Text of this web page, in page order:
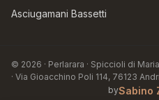
Asciugamani Bassetti
© 2026 · Perlarara · Spiccioli di
· Via Gioacchino Poli 114, 76123
bySabino